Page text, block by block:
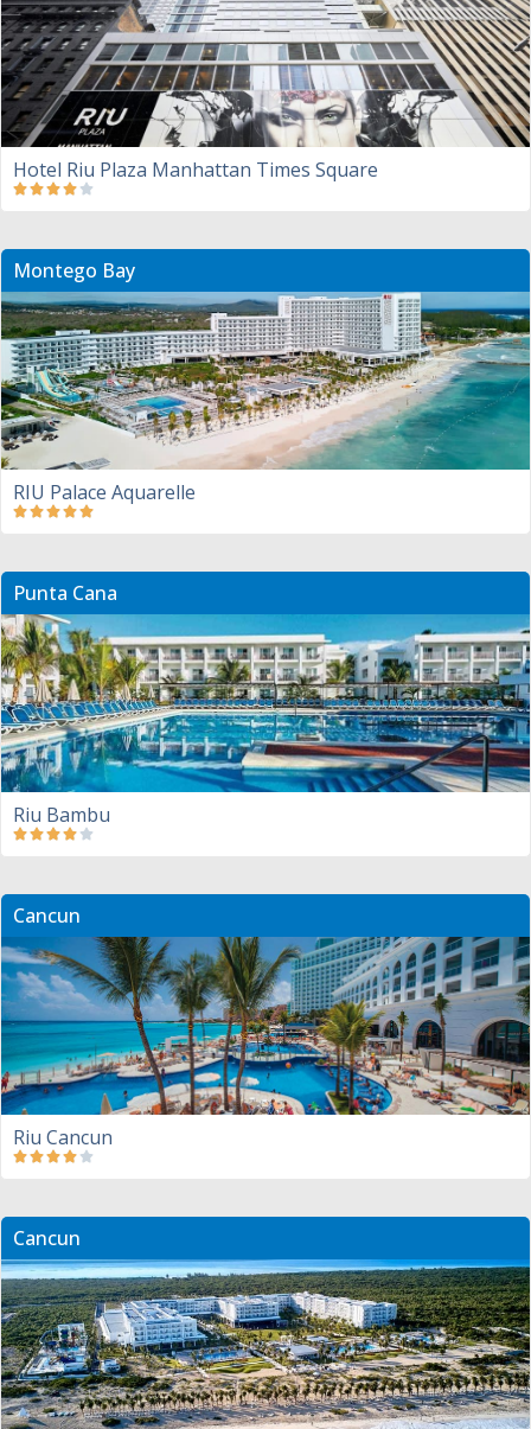
Hotel Riu Plaza Manhattan Times Square
Montego Bay
RIU Palace Aquarelle
Punta Cana
Riu Bambu
Cancun
Riu Cancun
Cancun